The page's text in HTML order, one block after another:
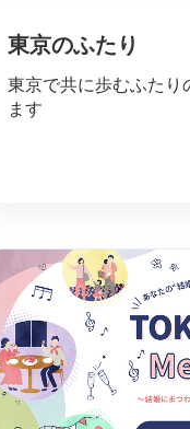
東京のふたり
東京で共に歩むふたり
ます